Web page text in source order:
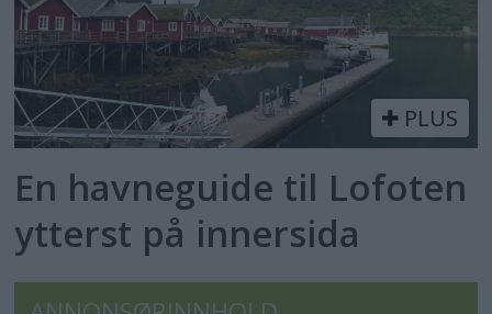
PLUS
En havneguide til Lofoten
ytterst på innersida